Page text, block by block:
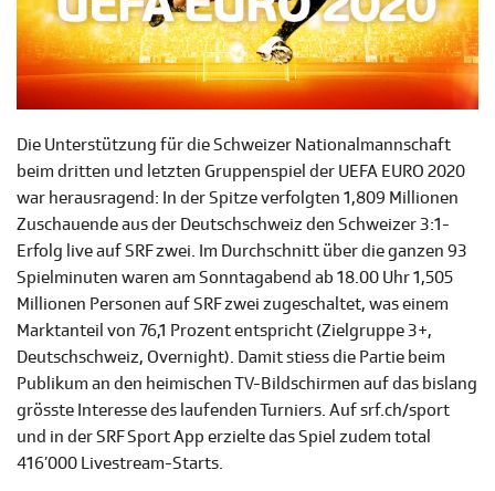
Die Unterstützung für die Schweizer Nationalmannschaft
beim dritten und letzten Gruppenspiel der UEFA EURO 2020
war herausragend: In der Spitze verfolgten 1,809 Millionen
Zuschauende aus der Deutschschweiz den Schweizer 3:1-
Erfolg live auf SRF zwei. Im Durchschnitt über die ganzen 93
Spielminuten waren am Sonntagabend ab 18.00 Uhr 1,505
Millionen Personen auf SRF zwei zugeschaltet, was einem
Marktanteil von 76,1 Prozent entspricht (Zielgruppe 3+,
Deutschschweiz, Overnight). Damit stiess die Partie beim
Publikum an den heimischen TV-Bildschirmen auf das bislang
grösste Interesse des laufenden Turniers. Auf srf.ch/sport
und in der SRF Sport App erzielte das Spiel zudem total
416’000 Livestream-Starts.